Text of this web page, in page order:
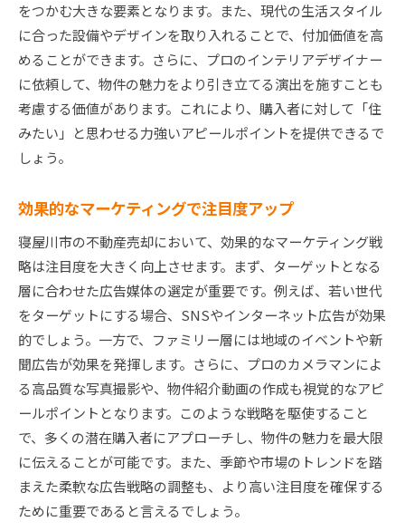
をつかむ大きな要素となります。また、現代の生活スタイル
に合った設備やデザインを取り入れることで、付加価値を高
めることができます。さらに、プロのインテリアデザイナー
に依頼して、物件の魅力をより引き立てる演出を施すことも
考慮する価値があります。これにより、購入者に対して「住
みたい」と思わせる力強いアピールポイントを提供できるで
しょう。
効果的なマーケティングで注目度アップ
寝屋川市の不動産売却において、効果的なマーケティング戦
略は注目度を大きく向上させます。まず、ターゲットとなる
層に合わせた広告媒体の選定が重要です。例えば、若い世代
をターゲットにする場合、SNSやインターネット広告が効果
的でしょう。一方で、ファミリー層には地域のイベントや新
聞広告が効果を発揮します。さらに、プロのカメラマンによ
る高品質な写真撮影や、物件紹介動画の作成も視覚的なアピ
ールポイントとなります。このような戦略を駆使すること
で、多くの潜在購入者にアプローチし、物件の魅力を最大限
に伝えることが可能です。また、季節や市場のトレンドを踏
まえた柔軟な広告戦略の調整も、より高い注目度を確保する
ために重要であると言えるでしょう。